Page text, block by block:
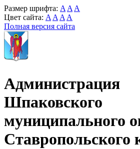
Размер шрифта: A A A
Цвет сайта: A A A A
Полная версия сайта
Администрация
Шпаковского
муниципального
Ставропольского